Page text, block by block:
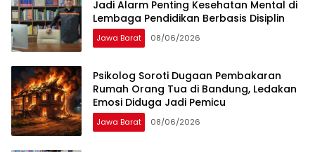
Jadi Alarm Penting Kesehatan Mental di
Lembaga Pendidikan Berbasis Disiplin
Jawa Barat 08/06/2026
Psikolog Soroti Dugaan Pembakaran
Rumah Orang Tua di Bandung, Ledakan
Emosi Diduga Jadi Pemicu
Jawa Barat 08/06/2026